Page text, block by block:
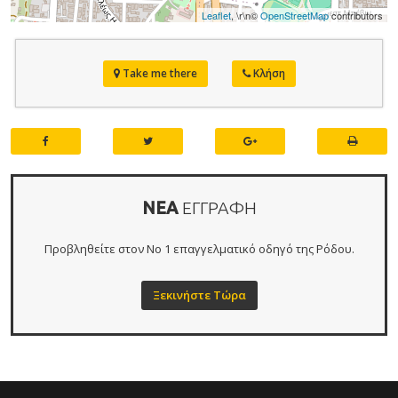
Leaflet, \r\n©OpenStreetMapcontributors
Take me there Κλήση
ΝΕΑ ΕΓΓΡΑΦΗ
Προβληθείτε στον Νο 1 επαγγελματικό οδηγό της Ρόδου.
Ξεκινήστε Τώρα